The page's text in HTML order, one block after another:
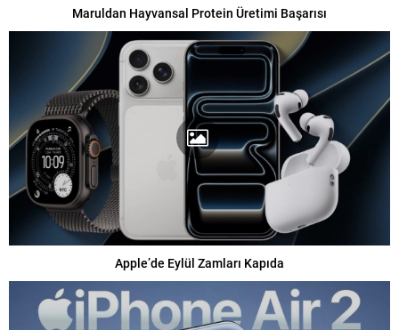
Maruldan Hayvansal Protein Üretimi Başarısı
Apple’de Eylül Zamları Kapıda